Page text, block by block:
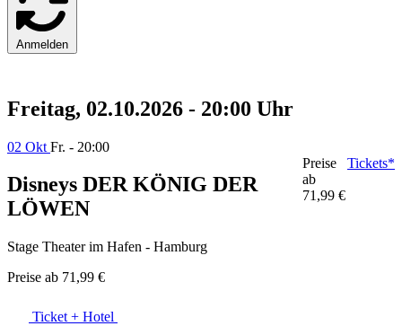
Anmelden
Freitag, 02.10.2026 - 20:00 Uhr
02 Okt Fr. - 20:00
Disneys DER KÖNIG DER
LÖWEN
Stage Theater im Hafen - Hamburg
Preise ab 71,99 €
Preise
ab
71,99 €
Tickets*
Ticket + Hotel